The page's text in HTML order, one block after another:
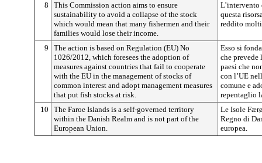
8
This Commission action aims to ensure
sustainability to avoid a collapse of the stock
which would mean that many fishermen and their
families would lose their income.
L’intervento
questa
reddito
9
The action is based on Regulation (EU) No
1026/2012, which foresees the adoption of
measures against countries that fail to cooperate
with the EU in the management of stocks of
common interest and adopt management measures
that put fish stocks at risk.
Esso si
che prevede
paesi che
con l’UE
comune e
repentaglio
10
The Faroe Islands is a self-governed territory
within the Danish Realm and is not part of the
European Union.
Le Isole
Regno di
europea.